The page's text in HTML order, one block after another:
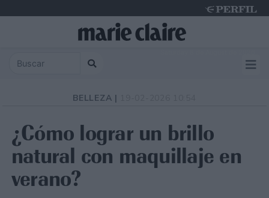
BELLEZA |
¿Cómo lograr un brillo
natural con maquillaje en
verano?